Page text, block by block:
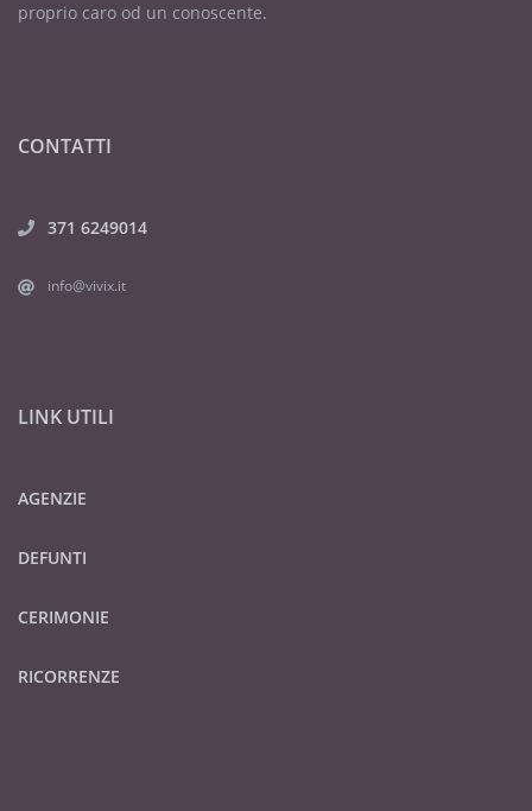
proprio caro od un conoscente.
CONTATTI
371 6249014
info@vivix.it
LINK UTILI
AGENZIE
DEFUNTI
CERIMONIE
RICORRENZE